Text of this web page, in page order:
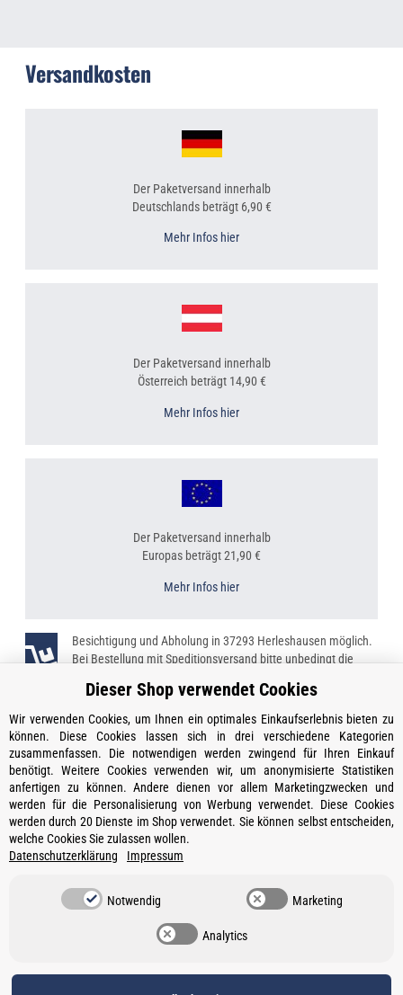
Versandkosten
Der Paketversand innerhalb
Deutschlands beträgt 6,90 €
Mehr Infos hier
Der Paketversand innerhalb
Österreich beträgt 14,90 €
Mehr Infos hier
Der Paketversand innerhalb
Europas beträgt 21,90 €
Mehr Infos hier
Besichtigung und Abholung in 37293 Herleshausen möglich.
Bei Bestellung mit Speditionsversand bitte unbedingt die
Kontakt
Öffnungszeiten
Informationen
Ein Partner von
Vertrag widerrufen
Dieser Shop verwendet Cookies
Wir verwenden Cookies, um Ihnen ein optimales Einkaufserlebnis bieten zu
können. Diese Cookies lassen sich in drei verschiedene Kategorien
zusammenfassen. Die notwendigen werden zwingend für Ihren Einkauf
benötigt. Weitere Cookies verwenden wir, um anonymisierte Statistiken
anfertigen zu können. Andere dienen vor allem Marketingzwecken und
werden für die Personalisierung von Werbung verwendet. Diese Cookies
werden durch 20 Dienste im Shop verwendet. Sie können selbst entscheiden,
welche Cookies Sie zulassen wollen.
Datenschutzerklärung Impressum
Notwendig Marketing
Analytics